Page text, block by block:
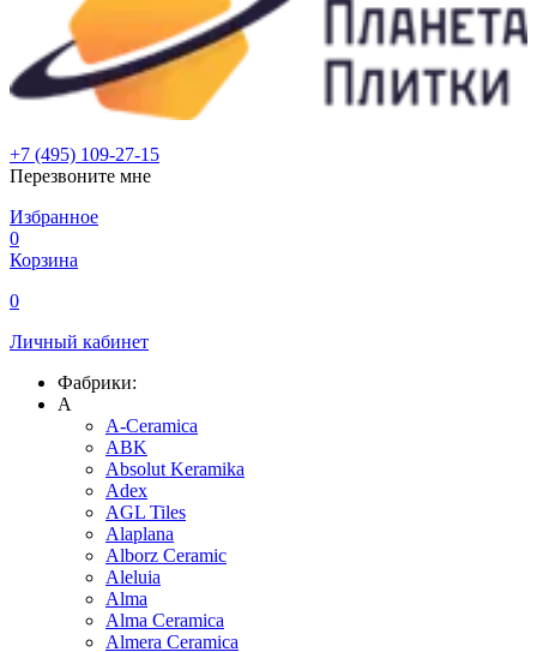
+7 (495) 109-27-15
Перезвоните мне
Избранное
0
Корзина
0
Личный кабинет
Фабрики:
A
A-Ceramica
ABK
Absolut Keramika
Adex
AGL Tiles
Alaplana
Alborz Ceramic
Aleluia
Alma
Alma Ceramica
Almera Ceramica